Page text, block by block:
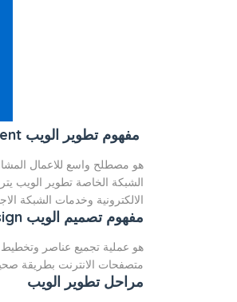
مفهوم تطوير الويب web development
هو مصطلح واسع للاعمال
الشبكة الخاصة تطوير الويب
الالكترونية وخدمات الشبكة
مفهوم تصميم الويب web design
هو عملية تجميع عناصر
متصفحات الانترنت بطريقة
مراحل تطوير الويب